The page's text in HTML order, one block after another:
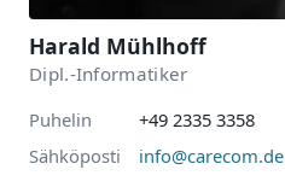
Harald Mühlhoff
Dipl.-Informatiker
Puhelin
+49 2335 3358
Sähköposti
info@carecom.de